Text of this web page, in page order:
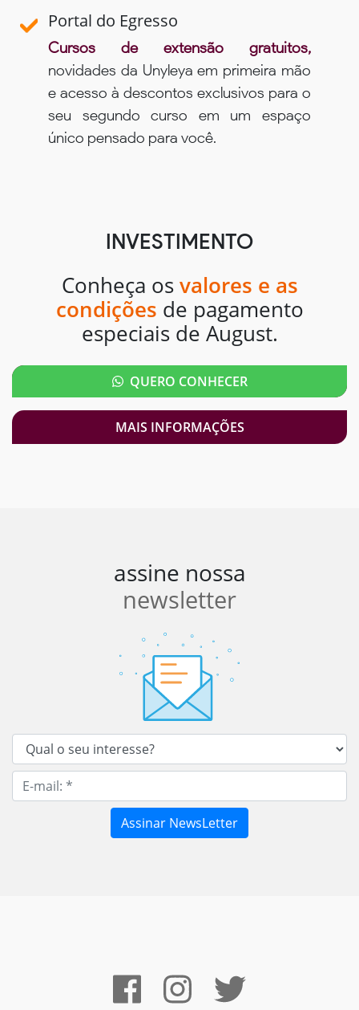
Portal do Egresso
Cursos de extensão gratuitos,
novidades da Unyleya em primeira mão
e acesso à descontos exclusivos para o
seu segundo curso em um espaço
único pensado para você.
INVESTIMENTO
Conheça os valores e as
condições de pagamento
especiais de August.
QUERO CONHECER
MAIS INFORMAÇÕES
assine nossa
newsletter